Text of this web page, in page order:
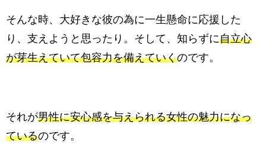
そんな時、大好きな彼の為に一生懸命に応援した
り、支えようと思ったり。そして、知らずに自立心
が芽生えていて包容力を備えていくのです。
それが男性に安心感を与えられる女性の魅力になっ
ているのです。